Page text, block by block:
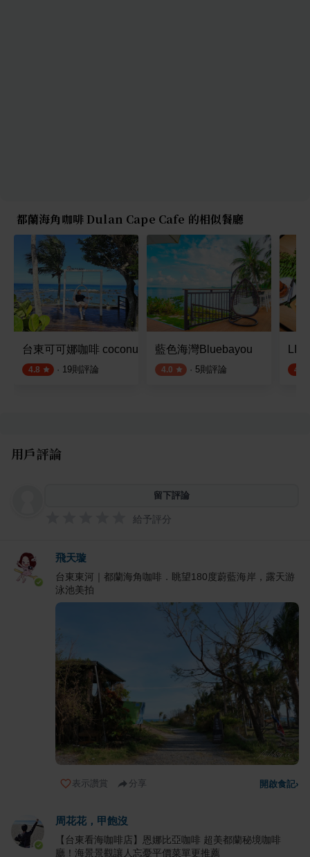
都蘭海角咖啡 Dulan Cape Cafe 的相似餐廳
台東可可娜咖啡 coconut cafe'
4.8 · 19則評論
藍色海灣Bluebayou
4.0 · 5則評論 4.9
用戶評論
留下評論
給予評分
飛天璇
台東東河｜都蘭海角咖啡．眺望180度蔚藍海岸，露天游
泳池美拍
表示讚賞 分享 開啟食記›
周花花，甲飽沒
【台東看海咖啡店】恩娜比亞咖啡 超美都蘭秘境咖啡
廳！海景景觀讓人忘憂平價菜單更推薦